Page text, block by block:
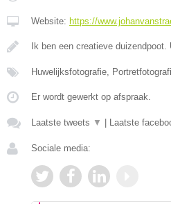
Website: https://
Ik ben een creatieve
Huwelijksfotografie,
Er wordt gewerkt op afspraak.
Laatste tweets ▼ | Laatste
Sociale media: